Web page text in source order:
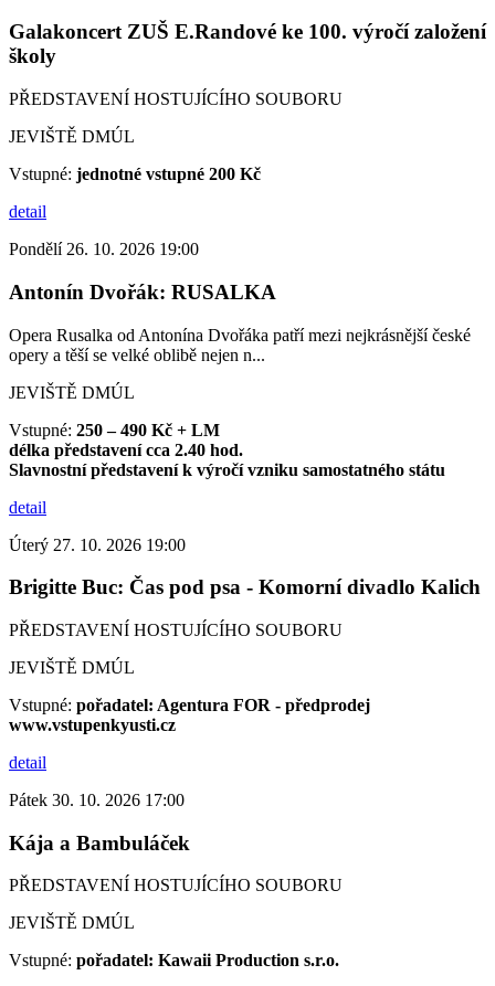
Galakoncert ZUŠ E.Randové ke 100. výročí založení
školy
PŘEDSTAVENÍ HOSTUJÍCÍHO SOUBORU
JEVIŠTĚ DMÚL
Vstupné: jednotné vstupné 200 Kč
detail
Pondělí 26. 10. 2026 19:00
Antonín Dvořák: RUSALKA
Opera Rusalka od Antonína Dvořáka patří mezi nejkrásnější české
opery a těší se velké oblibě nejen n...
JEVIŠTĚ DMÚL
Vstupné: 250 – 490 Kč + LM
délka představení cca 2.40 hod.
Slavnostní představení k výročí vzniku samostatného státu
detail
Úterý 27. 10. 2026 19:00
Brigitte Buc: Čas pod psa - Komorní divadlo Kalich
PŘEDSTAVENÍ HOSTUJÍCÍHO SOUBORU
JEVIŠTĚ DMÚL
Vstupné: pořadatel: Agentura FOR - předprodej
www.vstupenkyusti.cz
detail
Pátek 30. 10. 2026 17:00
Kája a Bambuláček
PŘEDSTAVENÍ HOSTUJÍCÍHO SOUBORU
JEVIŠTĚ DMÚL
Vstupné: pořadatel: Kawaii Production s.r.o.